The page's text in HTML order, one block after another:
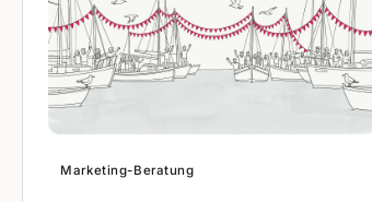
Marketing-Beratung